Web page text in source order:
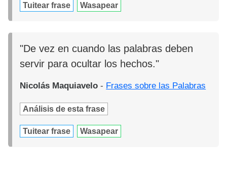
Tuitear frase Wasapear
"De vez en cuando las palabras deben
servir para ocultar los hechos."
Nicolás Maquiavelo - Frases sobre las Palabras
Análisis de esta frase
Tuitear frase Wasapear